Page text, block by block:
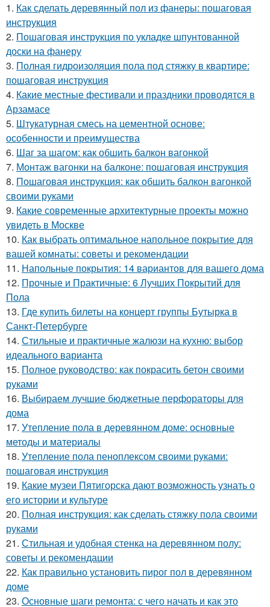
1. Как сделать деревянный пол из фанеры: пошаговая
инструкция
2. Пошаговая инструкция по укладке шпунтованной
доски на фанеру
3. Полная гидроизоляция пола под стяжку в квартире:
пошаговая инструкция
4. Какие местные фестивали и праздники проводятся в
Арзамасе
5. Штукатурная смесь на цементной основе:
особенности и преимущества
6. Шаг за шагом: как обшить балкон вагонкой
7. Монтаж вагонки на балконе: пошаговая инструкция
8. Пошаговая инструкция: как обшить балкон вагонкой
своими руками
9. Какие современные архитектурные проекты можно
увидеть в Москве
10. Как выбрать оптимальное напольное покрытие для
вашей комнаты: советы и рекомендации
11. Напольные покрытия: 14 вариантов для вашего дома
12. Прочные и Практичные: 6 Лучших Покрытий для
Пола
13. Где купить билеты на концерт группы Бутырка в
Санкт-Петербурге
14. Стильные и практичные жалюзи на кухню: выбор
идеального варианта
15. Полное руководство: как покрасить бетон своими
руками
16. Выбираем лучшие бюджетные перфораторы для
дома
17. Утепление пола в деревянном доме: основные
методы и материалы
18. Утепление пола пеноплексом своими руками:
пошаговая инструкция
19. Какие музеи Пятигорска дают возможность узнать о
его истории и культуре
20. Полная инструкция: как сделать стяжку пола своими
руками
21. Стильная и удобная стенка на деревянном полу:
советы и рекомендации
22. Как правильно установить пирог пол в деревянном
доме
23. Основные шаги ремонта: с чего начать и как это